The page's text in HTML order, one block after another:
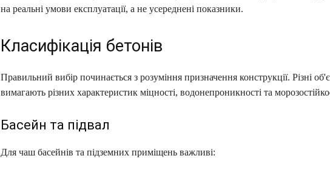
на реальні умови експлуатації, а не усереднені показники.
Класифікація бетонів
Правильний вибір починається з розуміння призначення конструкції. Різні
вимагають різних характеристик міцності, водонепроникності та
Басейн та підвал
Для чаш басейнів та підземних приміщень важливі: